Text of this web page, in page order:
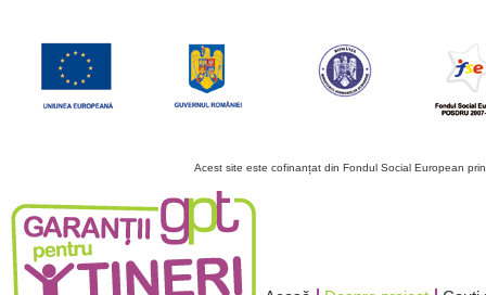
Acest site este cofinanțat din Fondul Social European